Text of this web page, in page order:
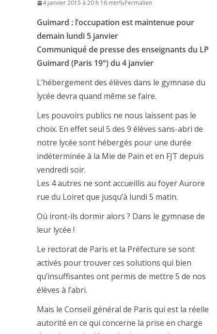
4 janvier 2015 à 20 h 16 min Permalien
Guimard : l’occupation est maintenue pour
demain lundi 5 janvier
Communiqué de presse des enseignants du LP
Guimard (Paris 19°) du 4 janvier
L’hébergement des élèves dans le gymnase du
lycée devra quand même se faire.
Les pouvoirs publics ne nous laissent pas le
choix. En effet seul 5 des 9 élèves sans-abri de
notre lycée sont hébergés pour une durée
indéterminée à la Mie de Pain et en FJT depuis
vendredi soir.
Les 4 autres ne sont accueillis au foyer Aurore
rue du Loiret que jusqu’à lundi 5 matin.
Où iront-ils dormir alors ? Dans le gymnase de
leur lycée !
Le rectorat de Paris et la Préfecture se sont
activés pour trouver ces solutions qui bien
qu’insuffisantes ont permis de mettre 5 de nos
élèves à l’abri.
Mais le Conseil général de Paris qui est la réelle
autorité en ce qui concerne la prise en charge